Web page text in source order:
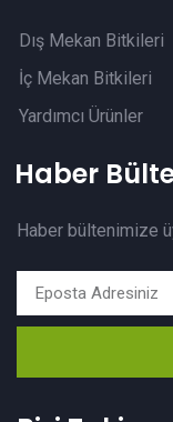
Dış Mekan Bitkileri
İç Mekan Bitkileri
Yardımcı Ürünler
Haber
Haber bültenimize